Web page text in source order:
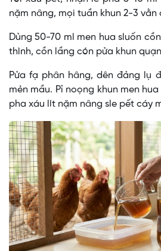
nặm nâng, mọi tuần khun 2-3 vằn
Dủng 50-70 ml men hua sluốn
thình, cồn lầng cón pửa khun
Pửa fạ phân hâng, dên đảng lụ
mẻn mầu. Pỉ noọng khun men
pha xáu lít nặm nâng sle pết cáy